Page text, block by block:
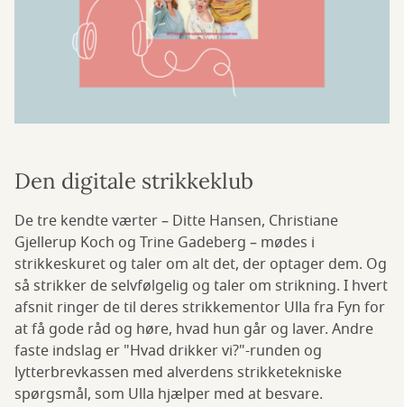
Den digitale strikkeklub
De tre kendte værter – Ditte Hansen, Christiane
Gjellerup Koch og Trine Gadeberg – mødes i
strikkeskuret og taler om alt det, der optager dem. Og
så strikker de selvfølgelig og taler om strikning. I hvert
afsnit ringer de til deres strikkementor Ulla fra Fyn for
at få gode råd og høre, hvad hun går og laver. Andre
faste indslag er "Hvad drikker vi?"-runden og
lytterbrevkassen med alverdens strikketekniske
spørgsmål, som Ulla hjælper med at besvare.